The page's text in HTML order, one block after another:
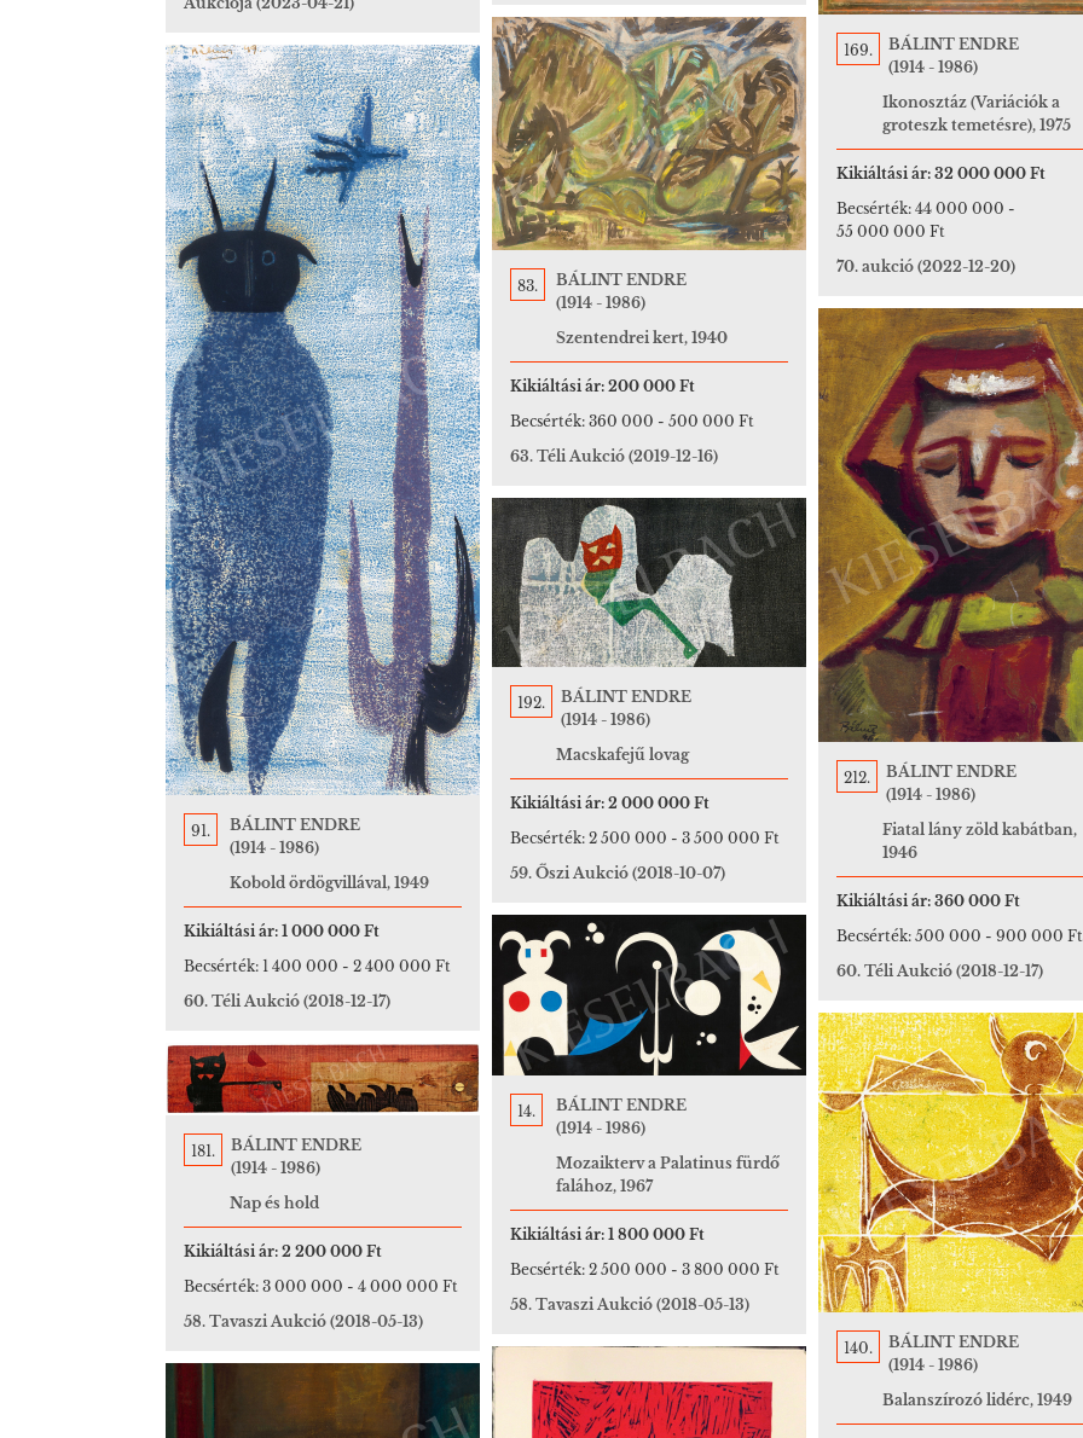
169.
BÁLINT ENDRE
(1914 - 1986)
Ikonosztáz (Variációk a
groteszk temetésre), 1975
Kikiáltási ár: 32 000 000 Ft
Becsérték: 44 000 000 -
55 000 000 Ft
70. aukció (2022-12-20)
83.
BÁLINT ENDRE
(1914 - 1986)
Szentendrei kert, 1940
Kikiáltási ár: 200 000 Ft
Becsérték: 360 000 - 500 000 Ft
63. Téli Aukció (2019-12-16)
91.
BÁLINT ENDRE
(1914 - 1986)
Kobold ördögvillával, 1949
Kikiáltási ár: 1 000 000 Ft
Becsérték: 1 400 000 - 2 400 000 Ft
60. Téli Aukció (2018-12-17)
212.
BÁLINT ENDRE
(1914 - 1986)
Fiatal lány zöld kabátban,
1946
Kikiáltási ár: 360 000 Ft
Becsérték: 500 000 - 900 000 Ft
60. Téli Aukció (2018-12-17)
192.
BÁLINT ENDRE
(1914 - 1986)
Macskafejű lovag
Kikiáltási ár: 2 000 000 Ft
Becsérték: 2 500 000 - 3 500 000 Ft
59. Őszi Aukció (2018-10-07)
14.
BÁLINT ENDRE
(1914 - 1986)
Mozaikterv a Palatinus fürdő
falához, 1967
Kikiáltási ár: 1 800 000 Ft
Becsérték: 2 500 000 - 3 800 000 Ft
58. Tavaszi Aukció (2018-05-13)
140.
BÁLINT ENDRE
(1914 - 1986)
Balanszírozó lidérc, 1949
181.
BÁLINT ENDRE
(1914 - 1986)
Nap és hold
Kikiáltási ár: 2 200 000 Ft
Becsérték: 3 000 000 - 4 000 000 Ft
58. Tavaszi Aukció (2018-05-13)